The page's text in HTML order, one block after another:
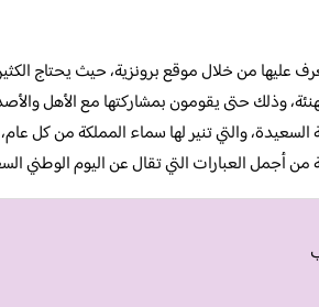
عليها من خلال موقع برونزية، حيث يحتاج
وذلك حتى يقومون بمشاركتها مع الأهل
السعيدة، والتي تنير لها سماء المملكة من كل
العبارات التي تقال عن اليوم الوطني